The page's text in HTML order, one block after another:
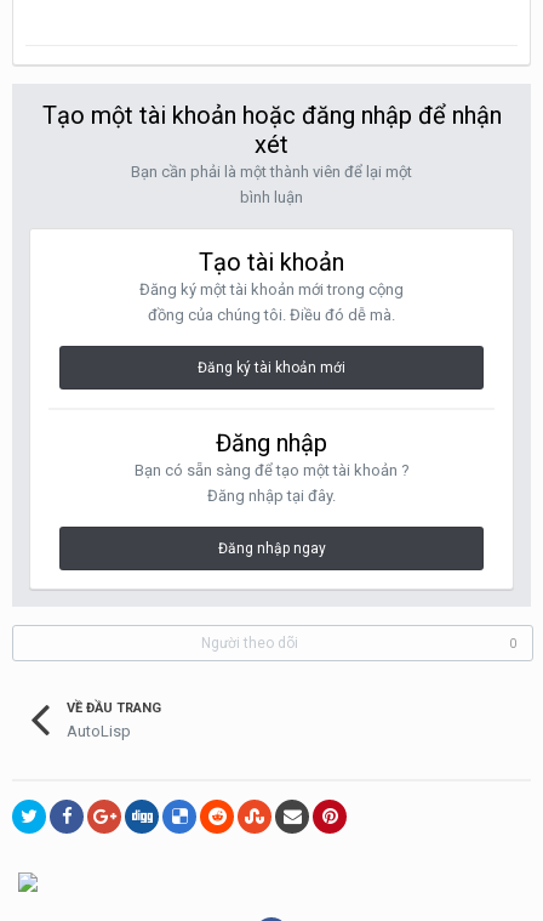
Tạo một tài khoản hoặc đăng nhập để nhận
xét
Bạn cần phải là một thành viên để lại một
bình luận
Tạo tài khoản
Đăng ký một tài khoản mới trong cộng
đồng của chúng tôi. Điều đó dễ mà.
Đăng ký tài khoản mới
Đăng nhập
Bạn có sẵn sàng để tạo một tài khoản ?
Đăng nhập tại đây.
Đăng nhập ngay
Người theo dõi 0
VỀ ĐẦU TRANG
AutoLisp